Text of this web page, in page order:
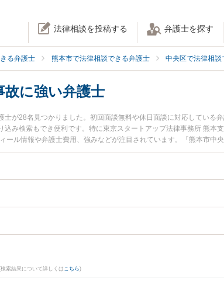
法律相談を投稿する 弁護士を探す
る弁護士 熊本市で法律相談できる弁護士 中央区で法律相談
故に強い弁護士
士が28名見つかりました。初回面談無料や休日面談に対応している
込み検索もでき便利です。特に東京スタートアップ法律事務所 熊本
ール情報や弁護士費用、強みなどが注目されています。『熊本市中
の実績豊富な近くの弁護士を検索したい』『初回相談無料で交通事
索結果について詳しくは こちら)